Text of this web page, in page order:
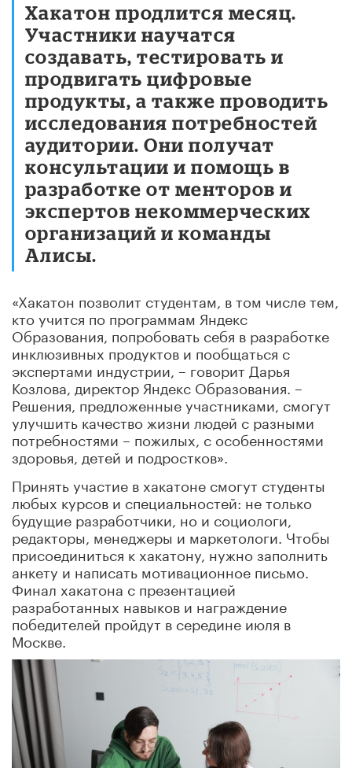
Хакатон продлится месяц.
Участники научатся
создавать, тестировать и
продвигать цифровые
продукты, а также проводить
исследования потребностей
аудитории. Они получат
консультации и помощь в
разработке от менторов и
экспертов некоммерческих
организаций и команды
Алисы.
«Хакатон позволит студентам, в том числе тем,
кто учится по программам Яндекс
Образования, попробовать себя в разработке
инклюзивных продуктов и пообщаться с
экспертами индустрии, – говорит Дарья
Козлова, директор Яндекс Образования. –
Решения, предложенные участниками, смогут
улучшить качество жизни людей с разными
потребностями – пожилых, с особенностями
здоровья, детей и подростков».
Принять участие в хакатоне смогут студенты
любых курсов и специальностей: не только
будущие разработчики, но и социологи,
редакторы, менеджеры и маркетологи. Чтобы
присоединиться к хакатону, нужно заполнить
анкету и написать мотивационное письмо.
Финал хакатона с презентацией
разработанных навыков и награждение
победителей пройдут в середине июля в
Москве.